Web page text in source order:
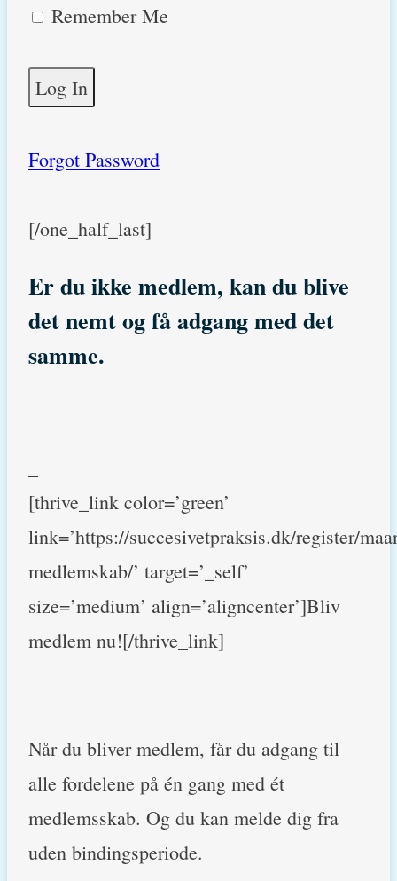
Remember Me
Forgot Password
[/one_half_last]
Er du ikke medlem, kan du blive
det nemt og få adgang med det
samme.
[thrive_link color=’green’
link=’https://succesivetpraksis.dk/register/
medlemskab/’ target=’_self’
size=’medium’ align=’aligncenter’]Bliv
medlem nu![/thrive_link]
Når du bliver medlem, får du adgang til
alle fordelene på én gang med ét
medlemsskab. Og du kan melde dig fra
uden bindingsperiode.